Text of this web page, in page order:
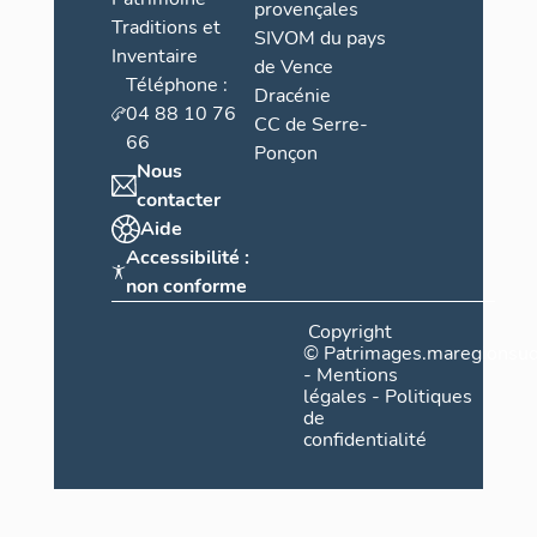
Traditions et
Inventaire
Téléphone :
04 88 10 76
66
Nous
contacter
Aide
Accessibilité :
non conforme
provençales
SIVOM du pays
de Vence
Dracénie
CC de Serre-
Ponçon
Copyright
©
- Mentions
légales - Politiques
de
confidentialité